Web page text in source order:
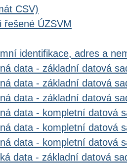
CSV)
řešené ÚZSVM
identifikace, adres a
data - základní datová
data - základní datová
data - základní datová
data - kompletní datová
data - kompletní datová
data - kompletní datová
data - základní datová